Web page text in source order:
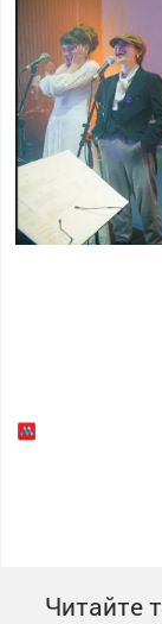
Читайте